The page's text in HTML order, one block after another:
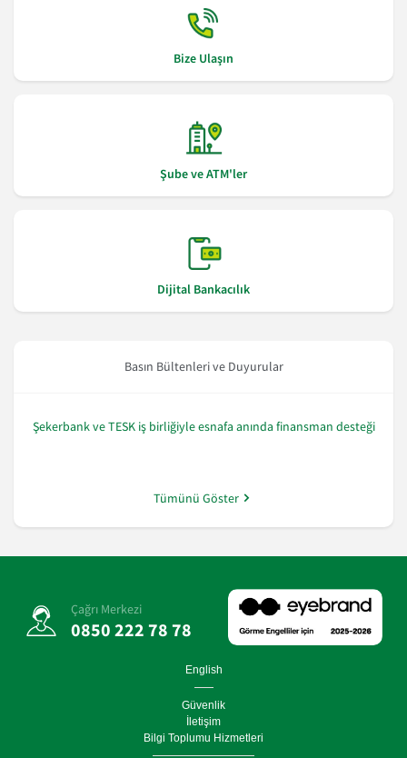
Bize Ulaşın
Şube ve ATM'ler
Dijital Bankacılık
Basın Bültenleri ve Duyurular
Şekerbank ve TESK iş birliğiyle esnafa anında finansman desteği
Tümünü Göster
Çağrı Merkezi
0850 222 78 78
English
Güvenlik
İletişim
Bilgi Toplumu Hizmetleri